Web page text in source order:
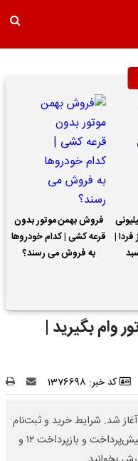
فردا |
فروش بهمن موتور بدون
قرعه کشی | کدام خودروها
به فروش می رسند؟
وام بگیرید |
کد خبر: 1376698
طرح فروش فوری بهمن موتور در مهر ۱۴۰۴ آغاز شد. شرایط خرید و ثبت‌نام
وانت کاپرا B تک‌کابین و دوکابین، قیمت، پیش‌پرداخت و بازپرداخت ۱۲ و